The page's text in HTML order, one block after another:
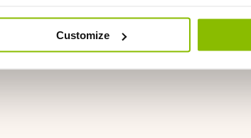
Customize